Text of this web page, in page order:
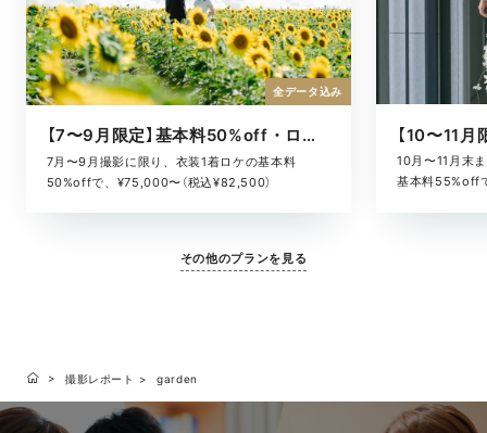
【7〜9月限定】基本料50%off・ロケキャンペーン
7月〜9月撮影に限り、衣装1着ロケの基本料
50%offで、¥75,000〜（税込¥82,500）
全データ込み
10月〜11月末
基本料55%off
その他のプランを見る
撮影レポート garden